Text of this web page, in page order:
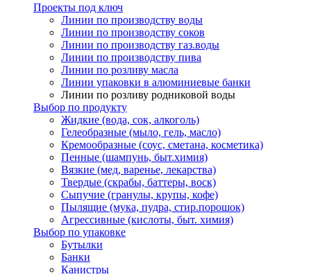
Проекты под ключ
Линии по производству воды
Линии по производству соков
Линии по производству газ.воды
Линии по производству пива
Линии по розливу масла
Линии упаковки в алюминиевые банки
Линии по розливу родниковой воды
Выбор по продукту
Жидкие (вода, сок, алкоголь)
Гелеобразные (мыло, гель, масло)
Кремообразные (соус, сметана, косметика)
Пенные (шампунь, быт.химия)
Вязкие (мед, варенье, лекарства)
Твердые (скрабы, баттеры, воск)
Сыпучие (гранулы, крупы, кофе)
Пылящие (мука, пудра, стир.порошок)
Агрессивные (кислоты, быт. химия)
Выбор по упаковке
Бутылки
Банки
Канистры